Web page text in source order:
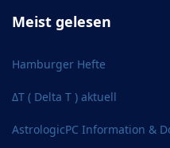
Meist gelesen
Hamburger Hefte
ΔT ( Delta T ) aktuell
AstrologicPC Information &